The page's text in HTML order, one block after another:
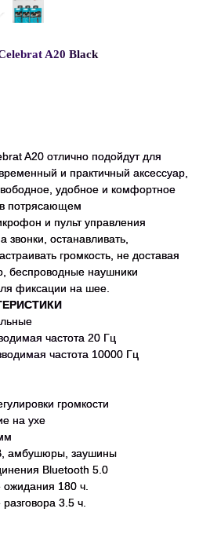
A20 Black
A20 отлично подойдут для
и практичный аксессуар,
удобное и комфортное
потрясающем
и пульт управления
звонки, останавливать,
громкость, не доставая
беспроводные наушники
фиксации на шее.
частота 20 Гц
частота 10000 Гц
громкости
на ухе
амбушюры, заушины
Bluetooth 5.0
180 ч.
3.5 ч.